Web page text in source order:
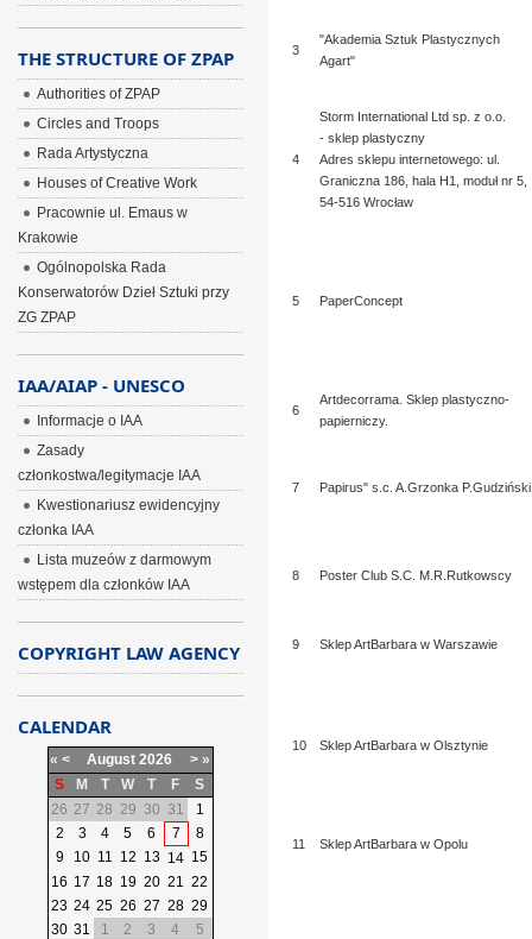
3
"Akademia Sztuk Plastycznych
Agart"
4
Storm International Ltd sp. z o.o.
- sklep plastyczny
Adres sklepu internetowego: ul.
Graniczna 186, hala H1, moduł nr 5,
54-516 Wrocław
5 PaperConcept
6
Artdecorrama. Sklep plastyczno-
papierniczy.
7 Papirus" s.c. A.Grzonka P.Gudziński
8 Poster Club S.C. M.R.Rutkowscy
9 Sklep ArtBarbara w Warszawie
10 Sklep ArtBarbara w Olsztynie
11 Sklep ArtBarbara w Opolu
THE STRUCTURE OF ZPAP
Authorities of ZPAP
Circles and Troops
Rada Artystyczna
Houses of Creative Work
Pracownie ul. Emaus w
Krakowie
Ogólnopolska Rada
Konserwatorów Dzieł Sztuki przy
ZG ZPAP
IAA/AIAP - UNESCO
Informacje o IAA
Zasady
członkostwa/legitymacje IAA
Kwestionariusz ewidencyjny
członka IAA
Lista muzeów z darmowym
wstępem dla członków IAA
COPYRIGHT LAW AGENCY
CALENDAR
« < August 2026 > »
S
M T W T F
S
26 27 28 29 30 31
1
2
3 4 5 6 7
8
9
10 11 12 13 14 15
16 17 18 19 20 21 22
23 24 25 26 27 28 29
30 31 1 2 3 4 5